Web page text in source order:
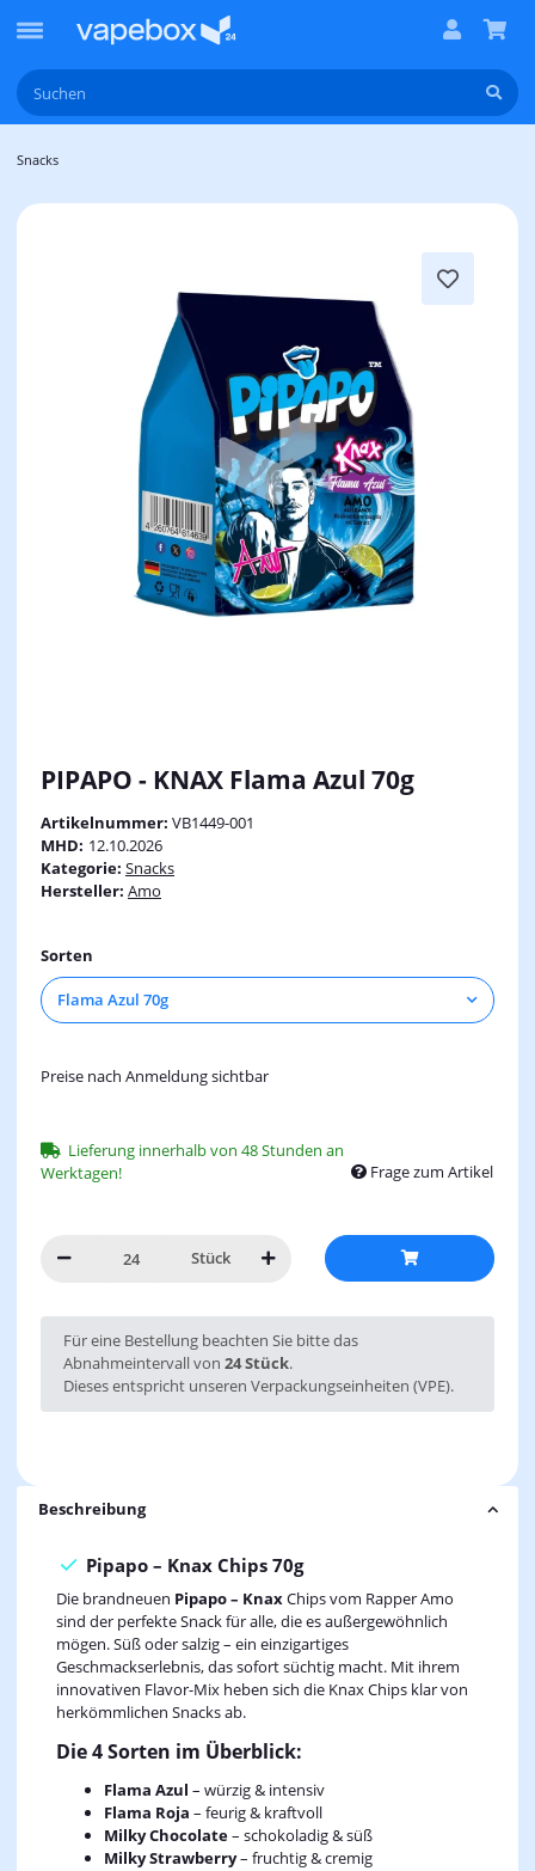
Snacks
PIPAPO - KNAX Flama Azul 70g
Artikelnummer: VB1449-001
MHD: 12.10.2026
Kategorie: Snacks
Hersteller: Amo
Sorten
Flama Azul 70g
Preise nach Anmeldung sichtbar
Lieferung innerhalb von 48 Stunden an
Werktagen!
Frage zum Artikel
Stück
x
Für eine Bestellung beachten Sie bitte das
Abnahmeintervall von 24 Stück.
Dieses entspricht unseren Verpackungseinheiten (VPE).
Beschreibung
Pipapo – Knax Chips 70g
Die brandneuen Pipapo – KnaxChips vom Rapper Amo
sind der perfekte Snack für alle, die es außergewöhnlich
mögen. Süß oder salzig – ein einzigartiges
Geschmackserlebnis, das sofort süchtig macht. Mit ihrem
innovativen Flavor-Mix heben sich die Knax Chips klar von
herkömmlichen Snacks ab.
Die 4 Sorten im Überblick:
Flama Azul – würzig & intensiv
Flama Roja – feurig & kraftvoll
Milky Chocolate– schokoladig & süß
Milky Strawberry– fruchtig & cremig